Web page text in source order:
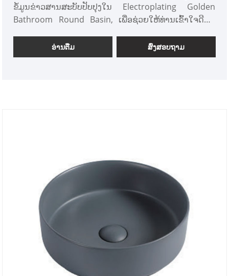
ຂໍ້ມູນຂ່າວສານສະບັບປັບປຸງໃນ Electroplating Golden
Bathroom Round Basin, ເພື່ອຊ່ວຍໃຫ້ທ່ານເຂົ້າໃຈດີຂຶ້ນ
Bathroom Round Basin. ເນື່ອງຈາກວ່າຕະຫຼາດສໍາລັບ
Electroplating Golden Bathroom Round Basin ກໍາລັງ
ອ່ານ​ຕື່ມ ສົ່ງສອບຖາມ